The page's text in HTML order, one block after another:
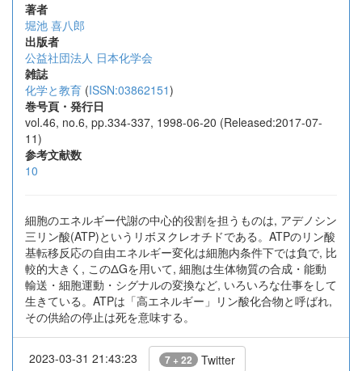
著者
堀池 喜八郎
出版者
公益社団法人 日本化学会
雑誌
化学と教育 (ISSN:03862151)
巻号頁・発行日
vol.46, no.6, pp.334-337, 1998-06-20 (Released:2017-07-
11)
参考文献数
10
細胞のエネルギー代謝の中心的役割を担うものは, アデノシン
三リン酸(ATP)というリボヌクレオチドである。ATPのリン酸
基転移反応の自由エネルギー変化は細胞内条件下では負で, 比
較的大きく, このΔGを用いて, 細胞は生体物質の合成・能動
輸送・細胞運動・シグナルの変換など, いろいろな仕事をして
生きている。ATPは「高エネルギー」リン酸化合物と呼ばれ,
その供給の停止は死を意味する。
2023-03-31 21:43:23 7 + 22 Twitter